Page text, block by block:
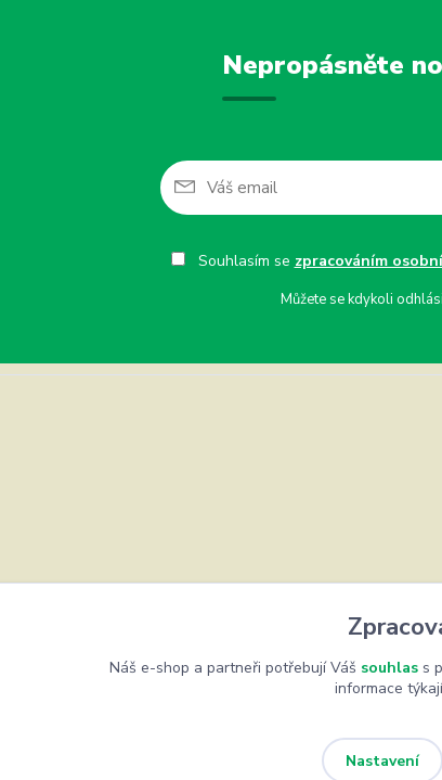
Nepropásněte
Souhlasím se zpracováním
Můžete se kdykoli
Náš e-shop a partneři potřebují Váš souhlass
informace
Nastavení